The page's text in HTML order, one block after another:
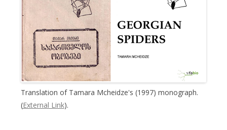
Translation of Tamara Mcheidze's (1997) monograph.
(External Link).